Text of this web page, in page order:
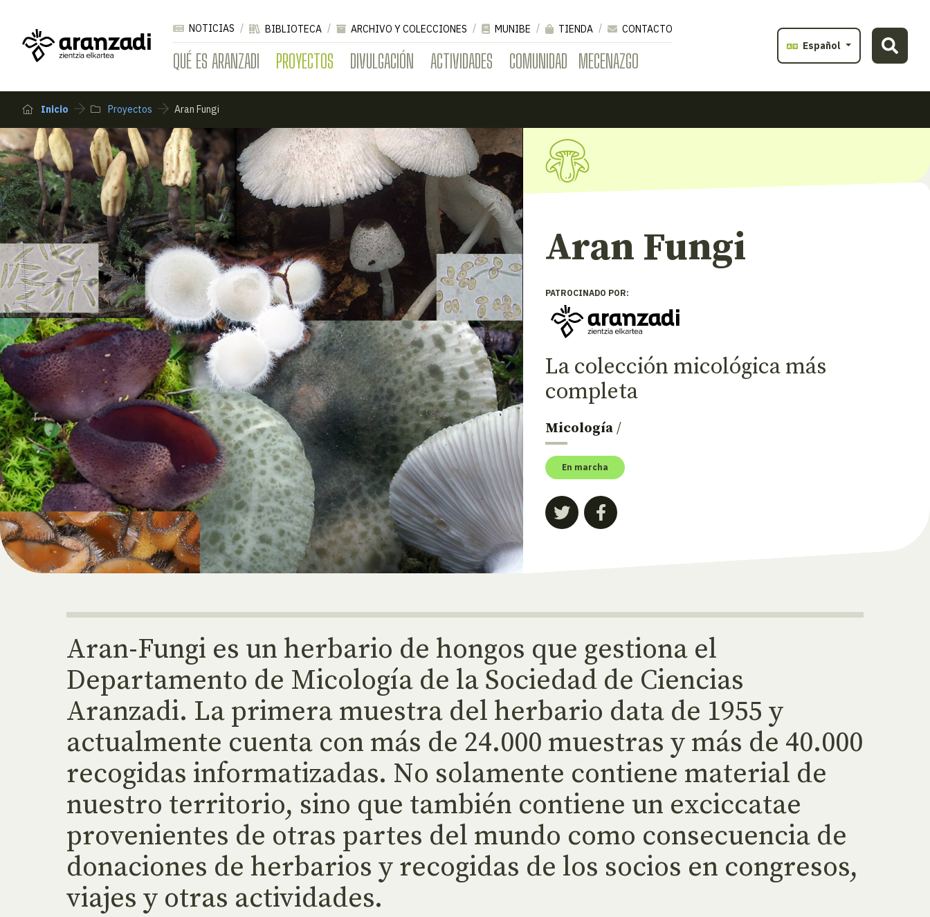
QUÉ ES ARANZADI PROYECTOS DIVULGACIÓN ACTIVIDADES COMUNIDAD MECENAZGO
NOTICIAS BIBLIOTECA ARCHIVO Y COLECCIONES MUNIBE TIENDA
CONTACTO
Español
Inicio Proyectos Aran Fungi
Aran Fungi
PATROCINADO POR:
La colección micológica más
completa
Micología /
En marcha
Aran-Fungi es un herbario de hongos que gestiona el
Departamento de Micología de la Sociedad de Ciencias
Aranzadi. La primera muestra del herbario data de 1955 y
actualmente cuenta con más de 24.000 muestras y más de 40.000
recogidas informatizadas. No solamente contiene material de
nuestro territorio, sino que también contiene un exciccatae
provenientes de otras partes del mundo como consecuencia de
donaciones de herbarios y recogidas de los socios en congresos,
viajes y otras actividades.